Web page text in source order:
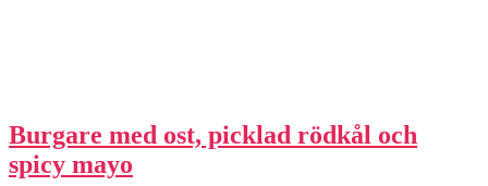
Burgare med ost, picklad rödkål och
spicy mayo